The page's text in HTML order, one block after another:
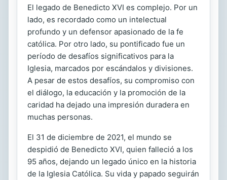
El legado de Benedicto XVI es complejo. Por un
lado, es recordado como un intelectual
profundo y un defensor apasionado de la fe
católica. Por otro lado, su pontificado fue un
período de desafíos significativos para la
Iglesia, marcados por escándalos y divisiones.
A pesar de estos desafíos, su compromiso con
el diálogo, la educación y la promoción de la
caridad ha dejado una impresión duradera en
muchas personas.
El 31 de diciembre de 2021, el mundo se
despidió de Benedicto XVI, quien falleció a los
95 años, dejando un legado único en la historia
de la Iglesia Católica. Su vida y papado seguirán